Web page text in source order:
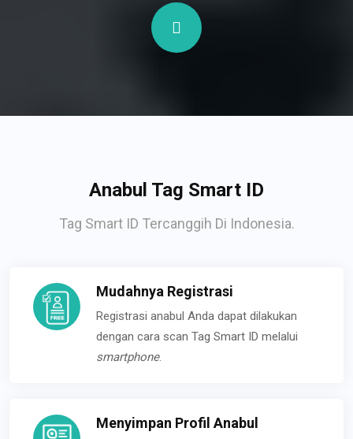
Anabul Tag Smart ID
Tag Smart ID Tercanggih Di Indonesia.
Mudahnya Registrasi
Registrasi anabul Anda dapat dilakukan
dengan cara scan Tag Smart ID melalui
smartphone.
Menyimpan Profil Anabul